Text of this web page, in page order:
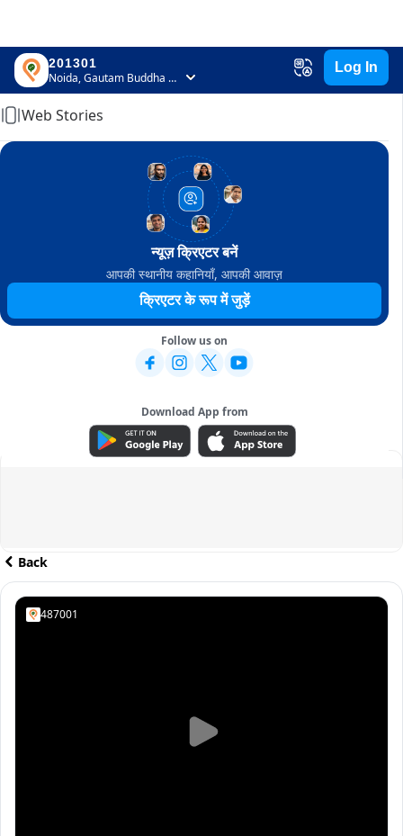
201301
Noida, Gautam Buddha Nagar, Uttar Pradesh
Log In
Home
Web Stories
न्यूज़ क्रिएटर बनें
आपकी स्थानीय कहानियाँ, आपकी आवाज़
क्रिएटर के रूप में जुड़ें
Follow us on
Download App from
ADVERTISEMENT
Back
487001